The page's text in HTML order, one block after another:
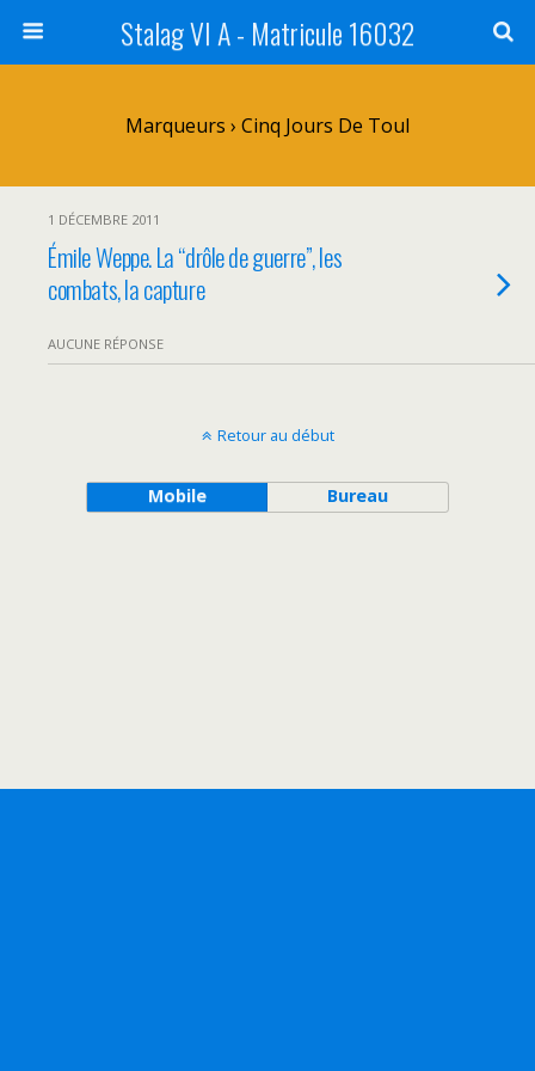
Stalag VI A - Matricule 16032
Marqueurs › Cinq Jours De Toul
1 DÉCEMBRE 2011
Émile Weppe. La “drôle de guerre”, les
combats, la capture
AUCUNE RÉPONSE
Retour au début
Mobile Bureau